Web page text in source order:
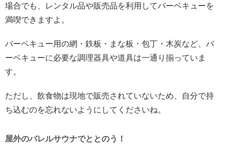
場合でも、レンタル品や販売品を利用してバーベキューを
満喫できますよ。
バーベキュー用の網・鉄板・まな板・包丁・木炭など、バ
ーベキューに必要な調理器具や道具は一通り揃っていま
す。
ただし、飲食物は現地で販売されていないため、自分で持
ち込むのを忘れないようにしてくださいね。
屋外のバレルサウナでととのう！